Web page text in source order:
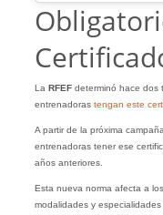
La RFEFdeterminó hace dos
entrenadoras tengan este
A partir de la próxima
entrenadoras tener ese
años anteriores.
Esta nueva norma afecta a
modalidades y